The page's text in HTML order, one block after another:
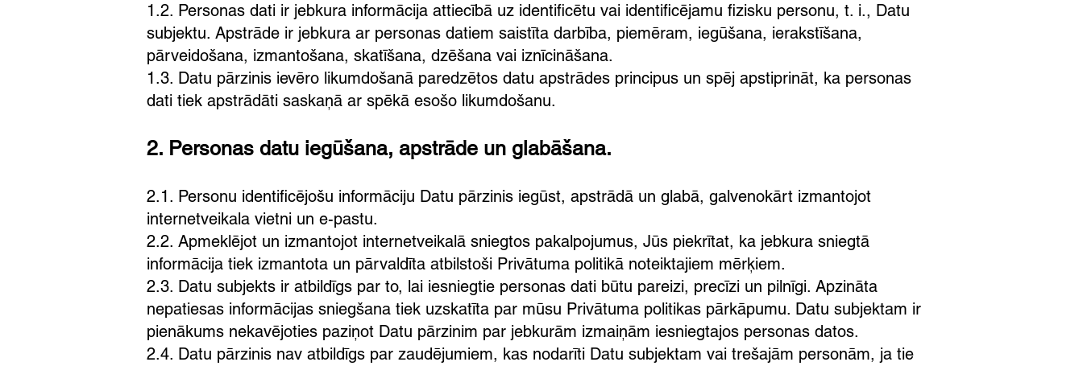
1.2. Personas dati ir jebkura informācija attiecībā uz identificētu vai identificējamu fizisku personu, t. i., Datu
subjektu. Apstrāde ir jebkura ar personas datiem saistīta darbība, piemēram, iegūšana, ierakstīšana,
pārveidošana, izmantošana, skatīšana, dzēšana vai iznīcināšana.
1.3. Datu pārzinis ievēro likumdošanā paredzētos datu apstrādes principus un spēj apstiprināt, ka personas
dati tiek apstrādāti saskaņā ar spēkā esošo likumdošanu.
2. Personas datu iegūšana, apstrāde un glabāšana.
2.1. Personu identificējošu informāciju Datu pārzinis iegūst, apstrādā un glabā, galvenokārt izmantojot
internetveikala vietni un e-pastu.
2.2. Apmeklējot un izmantojot internetveikalā sniegtos pakalpojumus, Jūs piekrītat, ka jebkura sniegtā
informācija tiek izmantota un pārvaldīta atbilstoši Privātuma politikā noteiktajiem mērķiem.
2.3. Datu subjekts ir atbildīgs par to, lai iesniegtie personas dati būtu pareizi, precīzi un pilnīgi. Apzināta
nepatiesas informācijas sniegšana tiek uzskatīta par mūsu Privātuma politikas pārkāpumu. Datu subjektam ir
pienākums nekavējoties paziņot Datu pārzinim par jebkurām izmaiņām iesniegtajos personas datos.
2.4. Datu pārzinis nav atbildīgs par zaudējumiem, kas nodarīti Datu subjektam vai trešajām personām, ja tie